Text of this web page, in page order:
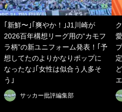
｢新鮮〜｣｢爽やか！｣J1川崎が
2026百年構想リーグ用の“カモフ
ラ柄”の新ユニフォーム発表！｢予
想してたのよりかなりポップに
なったな｣｢女性は似合う人多そ
う｣
サッカー批評編集部